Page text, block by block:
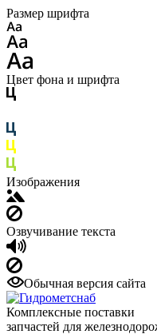
Размер шрифта
Цвет фона и шрифта
Изображения
Озвучивание текста
Обычная версия сайта
Комплексные поставки
запчастей для